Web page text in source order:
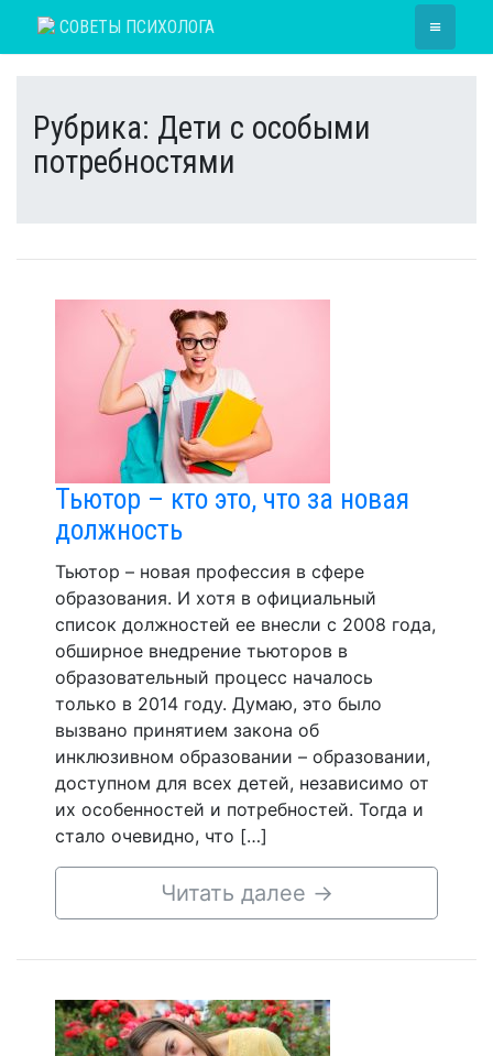
СОВЕТЫ ПСИХОЛОГА ≡
Рубрика: Дети с особыми
потребностями
Тьютор – кто это, что за новая
должность
Тьютор – новая профессия в сфере
образования. И хотя в официальный
список должностей ее внесли с 2008 года,
обширное внедрение тьюторов в
образовательный процесс началось
только в 2014 году. Думаю, это было
вызвано принятием закона об
инклюзивном образовании – образовании,
доступном для всех детей, независимо от
их особенностей и потребностей. Тогда и
стало очевидно, что […]
Читать далее →